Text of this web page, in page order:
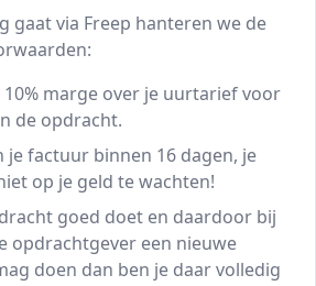
gaat via Freep hanteren we de
10% marge over je uurtarief voor
de opdracht.
je factuur binnen 16 dagen, je
op je geld te wachten!
goed doet en daardoor bij
opdrachtgever een nieuwe
doen dan ben je daar volledig